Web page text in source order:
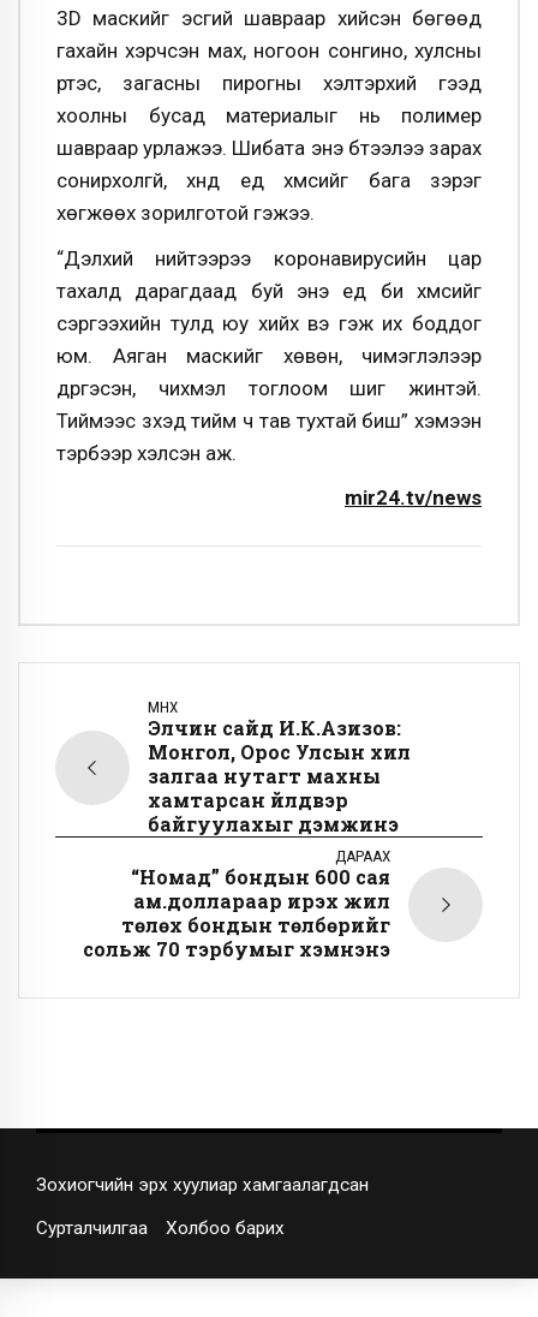
3D маскийг эсгий шавраар хийсэн бөгөөд
гахайн хэрчсэн мах, ногоон сонгино, хулсны
үртэс, загасны пирогны хэлтэрхий гээд
хоолны бусад материалыг нь полимер
шавраар урлажээ. Шибата энэ бүтээлээ зарах
сонирхолгүй, хүнд үед хүмүүсийг бага зэрэг
хөгжөөх зорилготой гэжээ.
“Дэлхий нийтээрээ коронавирусийн цар
тахалд дарагдаад буй энэ үед би хүмүүсийг
сэргээхийн тулд юу хийх вэ гэж их боддог
юм. Аяган маскийг хөвөн, чимэглэлээр
дүүргэсэн, чихмэл тоглоом шиг жинтэй.
Тиймээс зүүхэд тийм ч тав тухтай биш” хэмээн
тэрбээр хэлсэн аж.
mir24.tv/news
ӨМНӨХ
Элчин сайд И.К.Азизов:
Монгол, Орос Улсын хил
залгаа нутагт махны
хамтарсан үйлдвэр
байгуулахыг дэмжинэ
ДАРААХ
“Номад” бондын 600 сая
ам.доллараар ирэх жил
төлөх бондын төлбөрийг
сольж 70 тэрбумыг хэмнэнэ
Зохиогчийн эрх хуулиар хамгаалагдсан
Сурталчилгаа Холбоо барих